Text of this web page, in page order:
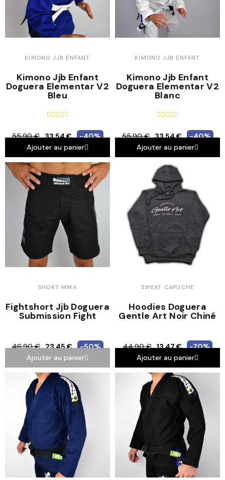
KIMONO JJB ENFANT
Kimono Jjb Enfant
Doguera Elementar V2
Bleu
    
55,90 € 33,54 €
-40%
Ajouter au panier
KIMONO JJB ENFANT
Kimono Jjb Enfant
Doguera Elementar V2
Blanc
    
55,90 € 33,54 €
-40%
Ajouter au panier
SHORT MMA
Fightshort Jjb Doguera
Submission Fight
46,90 € 23,45 €
-50%
Ajouter au panier
SWEAT CAPUCHE
Hoodies Doguera
Gentle Art Noir Chiné
44,90 € 13,47 €
-70%
Ajouter au panier